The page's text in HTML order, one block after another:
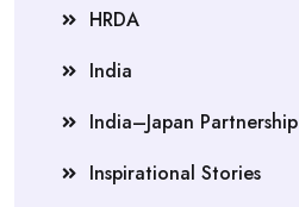
HRDA
India
India–Japan Partnership
Inspirational Stories